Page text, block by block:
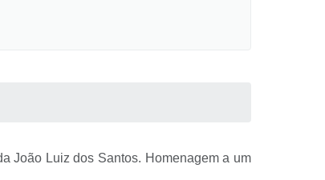
Luiz dos Santos. Homenagem a um